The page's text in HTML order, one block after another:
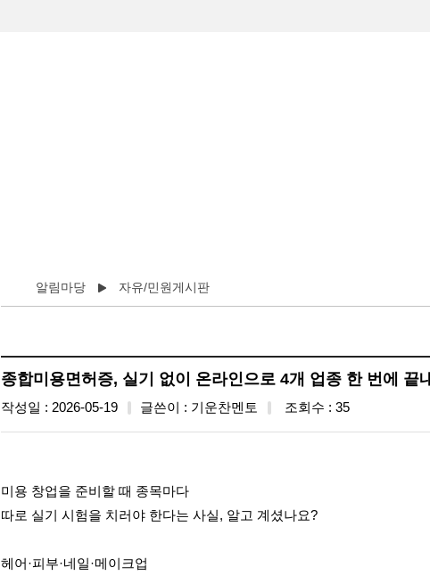
알림마당 자유/민원게시판
종합미용면허증, 실기 없이 온라인으로 4개 업종 한 번에 끝
작성일 : 2026-05-19 글쓴이 : 기운찬멘토 조회수 : 35
미용 창업을 준비할 때 종목마다
따로 실기 시험을 치러야 한다는 사실, 알고 계셨나요?
헤어·피부·네일·메이크업